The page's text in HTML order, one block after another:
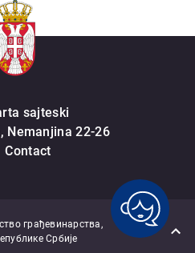
sajteski
Nemanjina 22-26
Contact
грађевинарства,
Србије